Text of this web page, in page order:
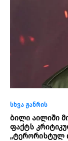
სხვა ჟანრის
ბილი აილიში
ფაქტს
„ტერორისტულ